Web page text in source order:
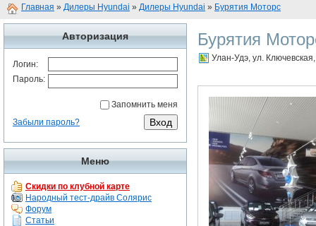
Главная » Дилеры Hyundai » Дилеры Hyundai » Бурятия Моторс
Авторизация
Логин:
Пароль:
Запомнить меня
Забыли пароль?
Меню
Скидки по клубной карте
Народный тест-драйв Солярис
Форум
Статьи
Бурятия
Улан-Удэ, ул.